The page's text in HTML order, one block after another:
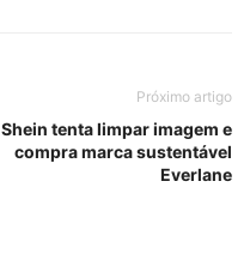
Próximo artigo
Shein tenta limpar imagem e
compra marca sustentável
Everlane